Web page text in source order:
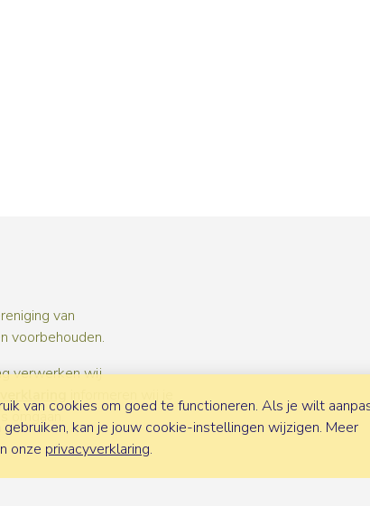
van
voorbehouden.
verwerken wij
omgaan.
van cookies om goed te functioneren. Als je wilt
kan je jouw cookie-instellingen wijzigen. Meer
onze privacyverklaring.